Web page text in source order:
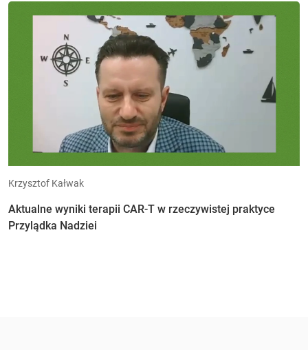
Krzysztof Kałwak
Aktualne wyniki terapii CAR-T w rzeczywistej praktyce
Przylądka Nadziei